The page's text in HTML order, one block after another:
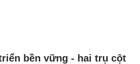
bền vững - hai trụ cột